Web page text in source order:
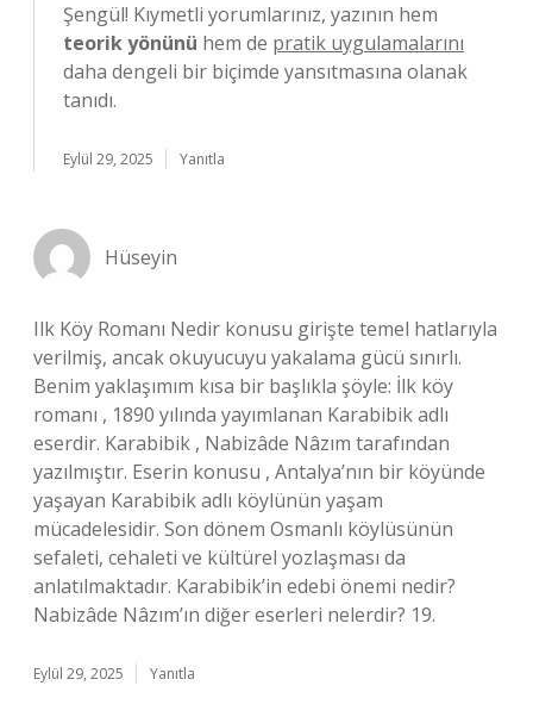
Şengül! Kıymetli yorumlarınız, yazının hem
teorik yönünü hem de pratik uygulamalarını
daha dengeli bir biçimde yansıtmasına olanak
tanıdı.
Eylül 29, 2025 Yanıtla
Hüseyin
Ilk Köy Romanı Nedir konusu girişte temel hatlarıyla
verilmiş, ancak okuyucuyu yakalama gücü sınırlı.
Benim yaklaşımım kısa bir başlıkla şöyle: İlk köy
romanı , 1890 yılında yayımlanan Karabibik adlı
eserdir. Karabibik , Nabizâde Nâzım tarafından
yazılmıştır. Eserin konusu , Antalya’nın bir köyünde
yaşayan Karabibik adlı köylünün yaşam
mücadelesidir. Son dönem Osmanlı köylüsünün
sefaleti, cehaleti ve kültürel yozlaşması da
anlatılmaktadır. Karabibik’in edebi önemi nedir?
Nabizâde Nâzım’ın diğer eserleri nelerdir? 19.
Eylül 29, 2025 Yanıtla